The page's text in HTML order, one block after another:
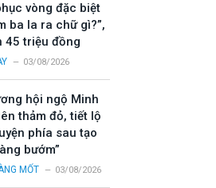
vòng đặc biệt
ba la ra chữ gì?”,
45 triệu đồng
03/08/2026
hội ngộ Minh
thảm đỏ, tiết lộ
phía sau tạo
bướm”
MỐT 03/08/2026